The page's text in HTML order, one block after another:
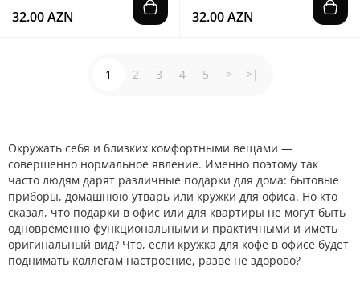
32.00 AZN 32.00 AZN
1 2 3 4 5 > >|
Окружать себя и близких комфортными вещами —
совершенно нормальное явление. Именно поэтому так
часто людям дарят различные подарки для дома: бытовые
приборы, домашнюю утварь или кружки для офиса. Но кто
сказал, что подарки в офис или для квартиры не могут быть
одновременно функциональными и практичными и иметь
оригинальный вид? Что, если кружка для кофе в офисе будет
поднимать коллегам настроение, разве не здорово?